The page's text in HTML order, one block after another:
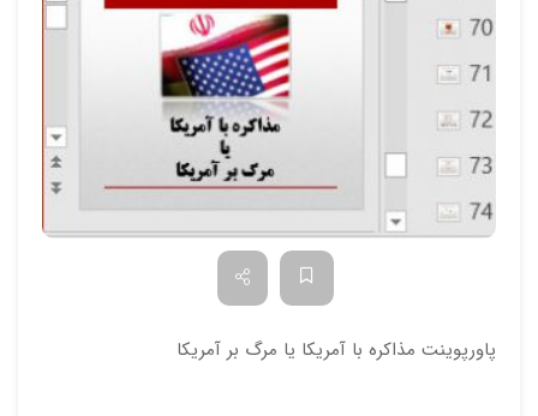
پاورپوینت مذاکره با آمریکا یا مرگ بر آمریکا